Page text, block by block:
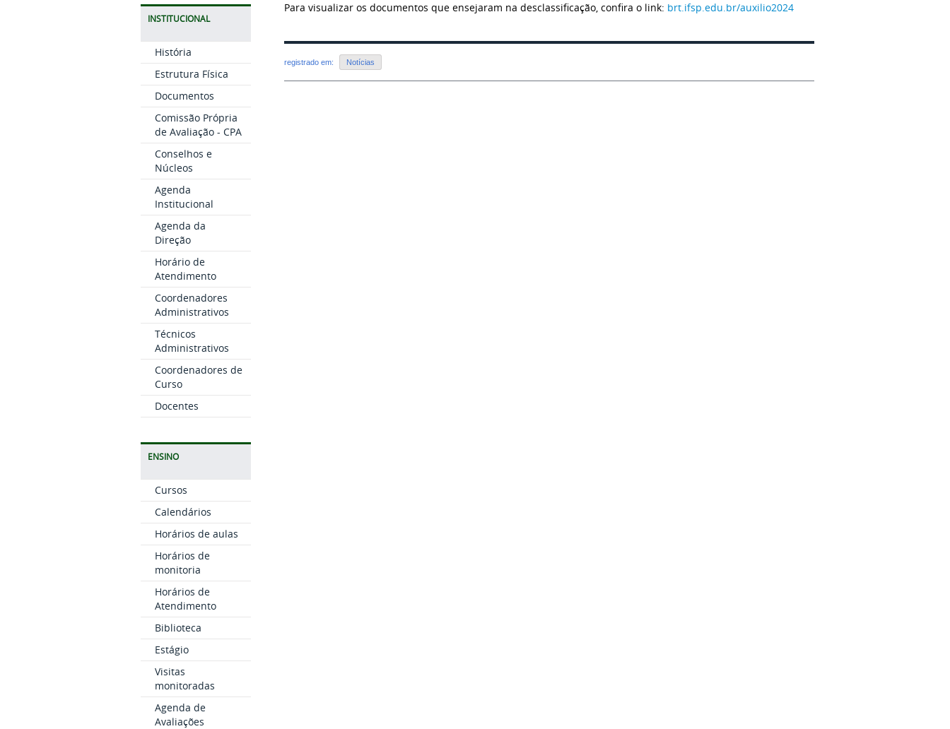
INSTITUCIONAL
História
Estrutura Física
Documentos
Comissão Própria
de Avaliação - CPA
Conselhos e
Núcleos
Agenda
Institucional
Agenda da
Direção
Horário de
Atendimento
Coordenadores
Administrativos
Técnicos
Administrativos
Coordenadores de
Curso
Docentes
ENSINO
Cursos
Calendários
Horários de aulas
Horários de
monitoria
Horários de
Atendimento
Biblioteca
Estágio
Visitas
monitoradas
Agenda de
Avaliações
Para visualizar os documentos que ensejaram na desclassificação, confira o link: brt.ifsp.edu.br/auxilio2024
registrado em: Notícias